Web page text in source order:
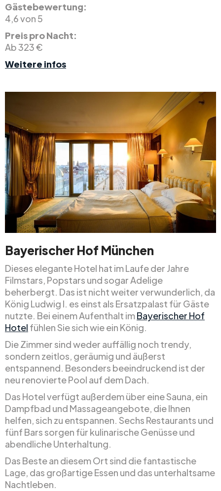
Gästebewertung:
4,6 von 5
Preis pro Nacht:
Ab 323 €
Weitere infos
Bayerischer Hof München
Dieses elegante Hotel hat im Laufe der Jahre
Filmstars, Popstars und sogar Adelige
beherbergt. Das ist nicht weiter verwunderlich, da
König Ludwig I. es einst als Ersatzpalast für Gäste
nutzte. Bei einem Aufenthalt imBayerischer Hof
Hotel fühlen Sie sich wie ein König.
Die Zimmer sind weder auffällig noch trendy,
sondern zeitlos, geräumig und äußerst
entspannend. Besonders beeindruckend ist der
neu renovierte Pool auf dem Dach.
Das Hotel verfügt außerdem über eine Sauna, ein
Dampfbad und Massageangebote, die Ihnen
helfen, sich zu entspannen. Sechs Restaurants und
fünf Bars sorgen für kulinarische Genüsse und
abendliche Unterhaltung.
Das Beste an diesem Ort sind die fantastische
Lage, das großartige Essen und das unterhaltsame
Nachtleben.